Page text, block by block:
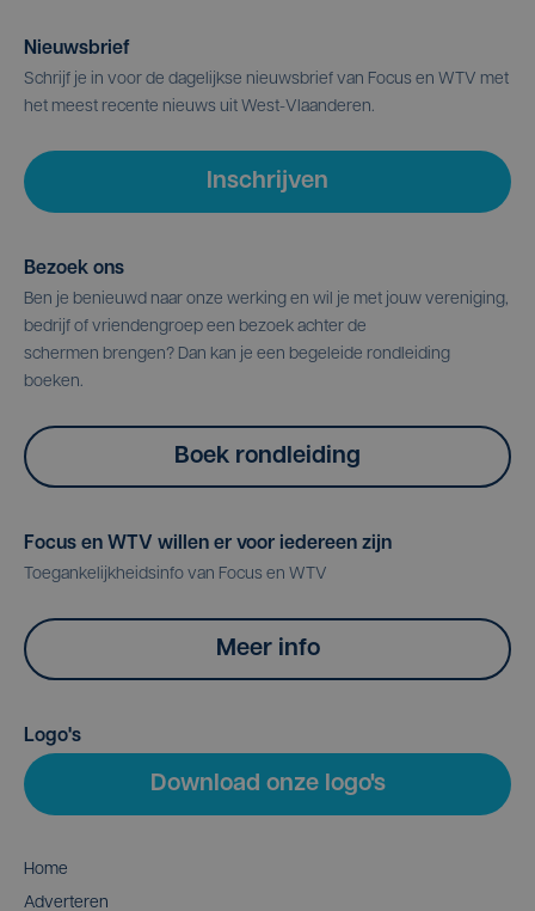
Nieuwsbrief
Schrijf je in voor de dagelijkse nieuwsbrief van Focus en WTV met
het meest recente nieuws uit West-Vlaanderen.
Inschrijven
Bezoek ons
Ben je benieuwd naar onze werking en wil je met jouw vereniging,
bedrijf of vriendengroep een bezoek achter de
schermen brengen? Dan kan je een begeleide rondleiding
boeken.
Boek rondleiding
Focus en WTV willen er voor iedereen zijn
Toegankelijkheidsinfo van Focus en WTV
Meer info
Logo's
Download onze logo's
Home
Adverteren